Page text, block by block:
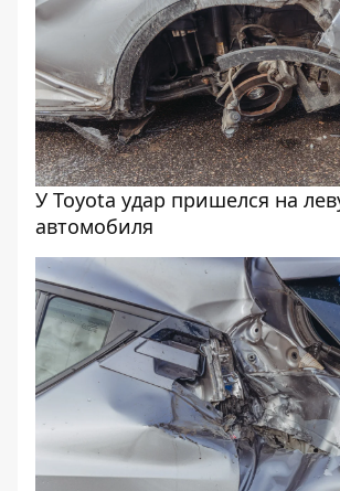
У Toyota удар пришелся на
автомобиля